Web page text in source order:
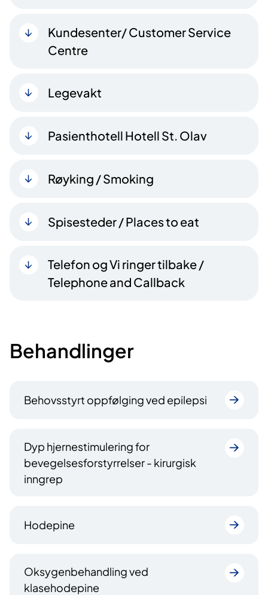
Kundesenter/ Customer Service
Centre
Legevakt
Pasienthotell Hotell St. Olav
Røyking / Smoking
Spisesteder / Places to eat
Telefon og Vi ringer tilbake /
Telephone and Callback
Behandlinger
Behovsstyrt oppfølging ved epilepsi
Dyp hjernestimulering for
bevegelsesforstyrrelser - kirurgisk
inngrep
Hodepine
Oksygenbehandling ved
klasehodepine